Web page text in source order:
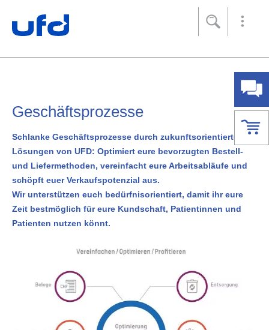
Navigation
Impressum
Geschäftsprozesse
Schlanke Geschäftsprozesse durch zukunftsorientierte
Lösungen von UFD: Optimiert eure bevorzugten Bestell-
und Liefermethoden, vereinfacht eure Arbeitsabläufe und
schöpft euer Verkaufspotenzial aus.
Wir unterstützen euch bedürfnisorientiert, damit ihr eure
Zeit bestmöglich für eure Kundschaft, Patientinnen und
Patienten nutzen könnt.